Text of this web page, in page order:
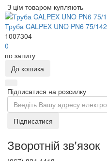
З цім товаром купляють
Труба CALPEX UNO PN6 75/142
1007304
0
по запиту
До кошика
Підписатися на розсилку
Підписатися
Зворотній зв'язок